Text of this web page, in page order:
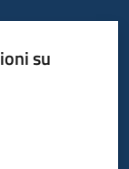
su